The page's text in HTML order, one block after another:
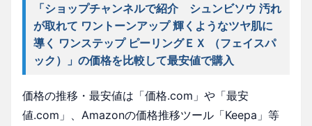
「ショップチャンネルで紹介 シュンビソウ 汚れ
が取れて ワントーンアップ 輝くようなツヤ肌に
導く ワンステップ ピーリングＥＸ （フェイスパ
ック）」の価格を比較して最安値で購入
価格の推移・最安値は「価格.com」や「最安
値.com」、Amazonの価格推移ツール「Keepa」等